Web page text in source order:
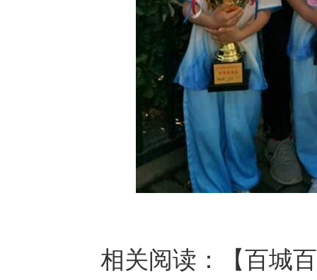
相关阅读：【百城